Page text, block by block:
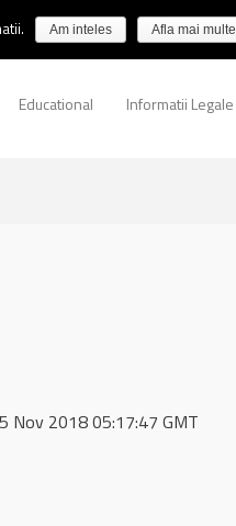
Educational Informatii Legale
Nov 2018 05:17:47 GMT
Am inteles Afla mai multe